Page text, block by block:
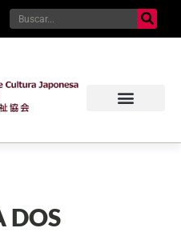
DOS